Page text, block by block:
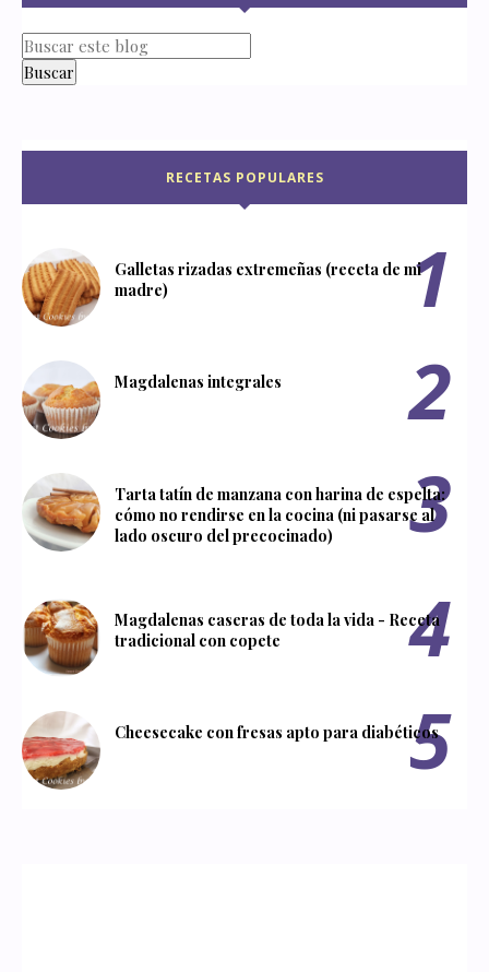
RECETAS POPULARES
Galletas rizadas extremeñas (receta de mi
madre)
Magdalenas integrales
Tarta tatín de manzana con harina de espelta:
cómo no rendirse en la cocina (ni pasarse al
lado oscuro del precocinado)
Magdalenas caseras de toda la vida - Receta
tradicional con copete
Cheesecake con fresas apto para diabéticos